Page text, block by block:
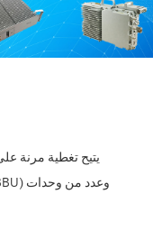
يتيح تغطية مرنة